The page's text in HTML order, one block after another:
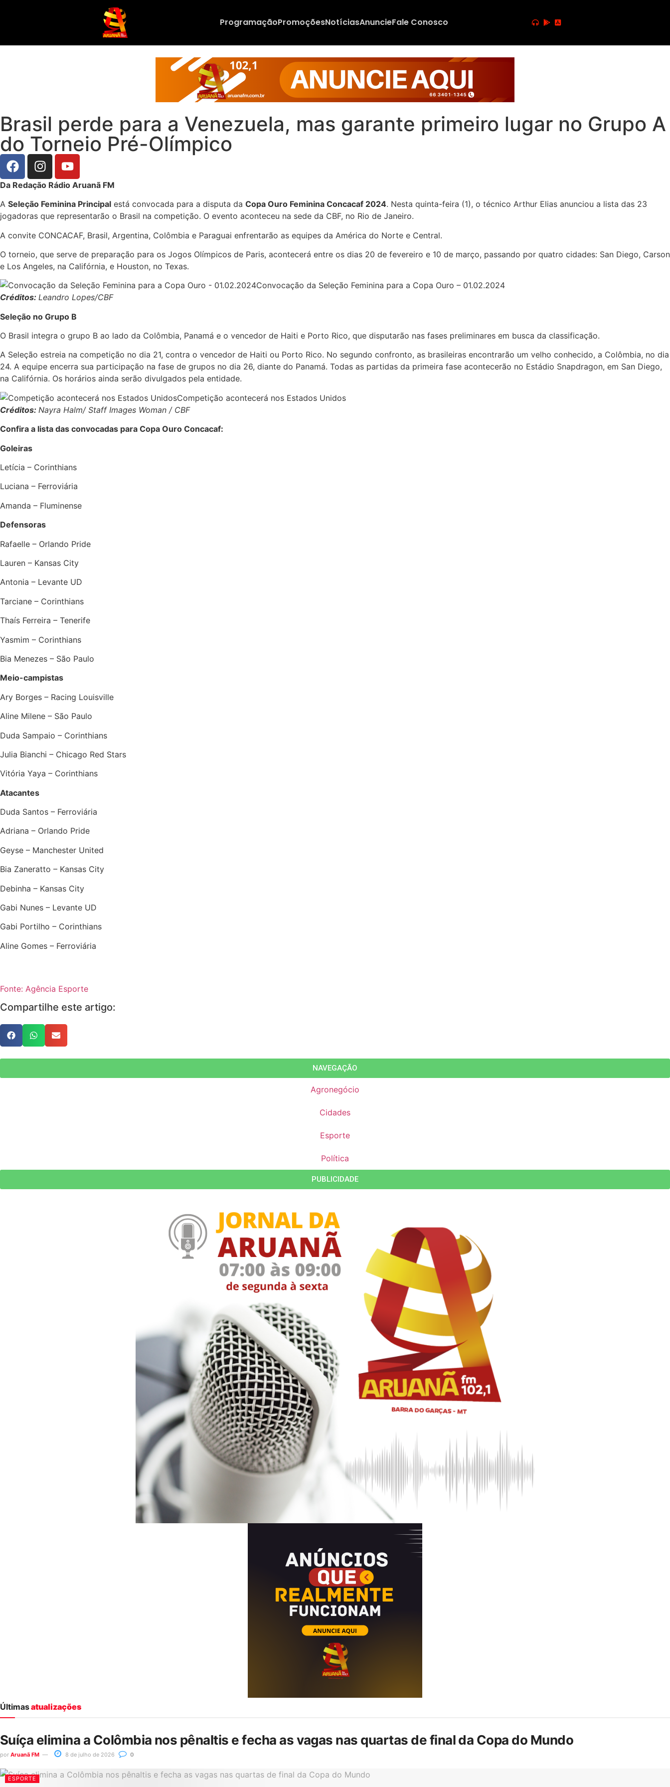
ProgramaçãoPromoçõesNotíciasAnuncieFale Conosco
Brasil perde para a Venezuela, mas garante primeiro lugar no Grupo A
do Torneio Pré-Olímpico
Da Redação Rádio Aruanã FM
A Seleção Feminina Principal está convocada para a disputa da Copa Ouro Feminina Concacaf 2024. Nesta quinta-feira (1), o técnico Arthur Elias anunciou a lista das 23
jogadoras que representarão o Brasil na competição. O evento aconteceu na sede da CBF, no Rio de Janeiro.
A convite CONCACAF, Brasil, Argentina, Colômbia e Paraguai enfrentarão as equipes da América do Norte e Central.
O torneio, que serve de preparação para os Jogos Olímpicos de Paris, acontecerá entre os dias 20 de fevereiro e 10 de março, passando por quatro cidades: San Diego, Carson
e Los Angeles, na Califórnia, e Houston, no Texas.
Convocação da Seleção Feminina para a Copa Ouro – 01.02.2024
Créditos: Leandro Lopes/CBF
Seleção no Grupo B
O Brasil integra o grupo B ao lado da Colômbia, Panamá e o vencedor de Haiti e Porto Rico, que disputarão nas fases preliminares em busca da classificação.
A Seleção estreia na competição no dia 21, contra o vencedor de Haiti ou Porto Rico. No segundo confronto, as brasileiras encontrarão um velho conhecido, a Colômbia, no dia
24. A equipe encerra sua participação na fase de grupos no dia 26, diante do Panamá. Todas as partidas da primeira fase acontecerão no Estádio Snapdragon, em San Diego,
na Califórnia. Os horários ainda serão divulgados pela entidade.
Competição acontecerá nos Estados Unidos
Créditos: Nayra Halm/ Staff Images Woman / CBF
Confira a lista das convocadas para Copa Ouro Concacaf:
Goleiras
Letícia – Corinthians
Luciana – Ferroviária
Amanda – Fluminense
Defensoras
Rafaelle – Orlando Pride
Lauren – Kansas City
Antonia – Levante UD
Tarciane – Corinthians
Thaís Ferreira – Tenerife
Yasmim – Corinthians
Bia Menezes – São Paulo
Meio-campistas
Ary Borges – Racing Louisville
Aline Milene – São Paulo
Duda Sampaio – Corinthians
Julia Bianchi – Chicago Red Stars
Vitória Yaya – Corinthians
Atacantes
Duda Santos – Ferroviária
Adriana – Orlando Pride
Geyse – Manchester United
Bia Zaneratto – Kansas City
Debinha – Kansas City
Gabi Nunes – Levante UD
Gabi Portilho – Corinthians
Aline Gomes – Ferroviária
Fonte: Agência Esporte
Compartilhe este artigo:
NAVEGAÇÃO
Agronegócio
Cidades
Esporte
Política
PUBLICIDADE
Últimasatualizações
Suíça elimina a Colômbia nos pênaltis e fecha as vagas nas quartas de final da Copa do Mundo
por Aruanã FM 8 de julho de 2026 0
ESPORTE